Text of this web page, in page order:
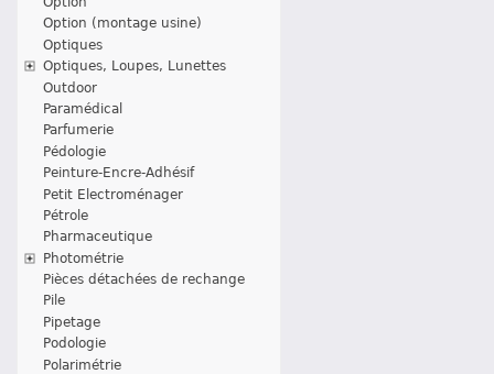
Option (montage usine)
Optiques
Optiques, Loupes, Lunettes
Outdoor
Paramédical
Parfumerie
Pédologie
Peinture-Encre-Adhésif
Petit Electroménager
Pétrole
Pharmaceutique
Photométrie
Pièces détachées de rechange
Pile
Pipetage
Podologie
Polarimétrie